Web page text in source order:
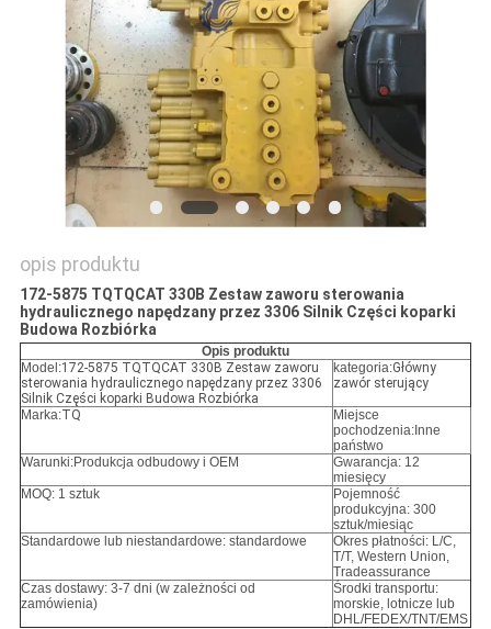
SITEMAP
POLITYKA
PRYWATNOŚCI
opis produktu
172-5875 TQTQCAT 330B Zestaw zaworu sterowania
hydraulicznego napędzany przez 3306 Silnik Części koparki
Budowa Rozbiórka
Opis produktu
Model:172-5875 TQTQCAT 330B Zestaw zaworu
sterowania hydraulicznego napędzany przez 3306
Silnik Części koparki Budowa Rozbiórka
kategoria:Główny
zawór sterujący
Marka:TQ
Miejsce
pochodzenia:Inne
państwo
Warunki:Produkcja odbudowy i OEM
Gwarancja: 12
miesięcy
MOQ: 1 sztuk
Pojemność
produkcyjna: 300
sztuk/miesiąc
Standardowe lub niestandardowe: standardowe
Okres płatności: L/C,
T/T, Western Union,
Tradeassurance
Czas dostawy: 3-7 dni (w zależności od
zamówienia)
Środki transportu:
morskie, lotnicze lub
DHL/FEDEX/TNT/EMS